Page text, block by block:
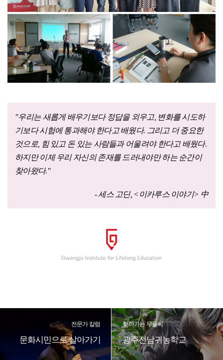
"우리는 새롭게 배우기보다 정답을 외우고, 변화를 시도하
기보다 시험에 통과해야 한다고 배웠다. 그리고 더 중요한
것으로, 힘 있고 돈 있는 사람들과 어울려야 한다고 배웠다.
하지만 이제 우리 자신의 존재를 드러내야만 하는 순간이
찾아왔다."
- 세스 고딘, <이카루스 이야기> 中
전문가 칼럼
문화시민으로 살아가기
찾아가는 무돌씨
광주전남귀농학교